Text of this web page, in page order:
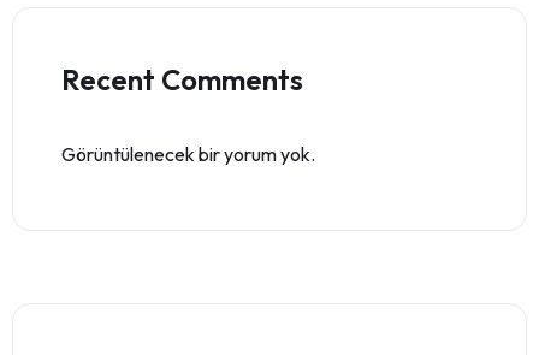
Recent Comments
Görüntülenecek bir yorum yok.